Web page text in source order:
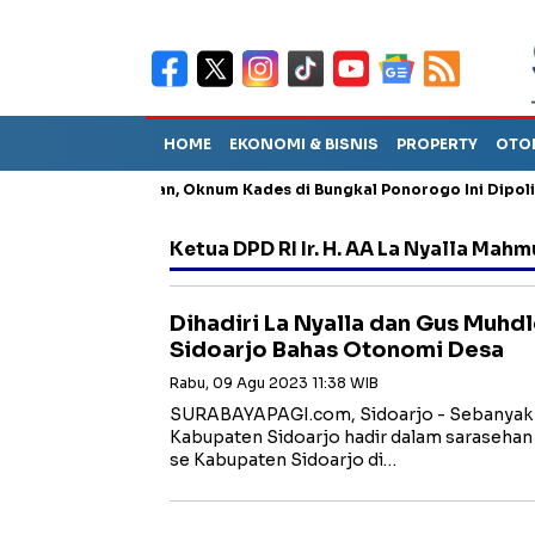
HOME EKONOMI & BISNIS PROPERTY
Penganiayaan, Oknum Kades di Bungkal Ponorogo Ini Dipolisikan
Ketua DPD RI Ir. H. AA La Nyalla
Dihadiri La Nyalla dan Gus
Sidoarjo Bahas Otonomi Desa
Rabu, 09 Agu 2023 11:38 WIB
SURABAYAPAGI.com, Sidoarjo -
Kabupaten Sidoarjo hadir dalam
se Kabupaten Sidoarjo di…